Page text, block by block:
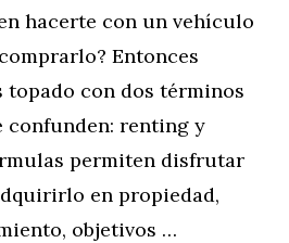
hacerte con un vehículo
Entonces
topado con dos términos
confunden: renting y
permiten disfrutar
en propiedad,
objetivos …